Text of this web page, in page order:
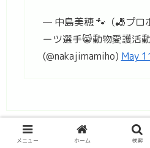
— 中島美穂 🐾（🎳プロ
ーツ選手😸動物愛護活
(@nakajimamiho) May
メニュー ホーム 検索